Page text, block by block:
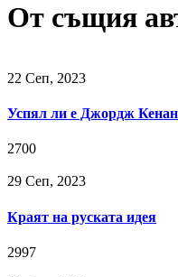
От същия
22 Сeп, 2023
Успял ли е Джордж
2700
29 Сeп, 2023
Краят на руската идея
2997